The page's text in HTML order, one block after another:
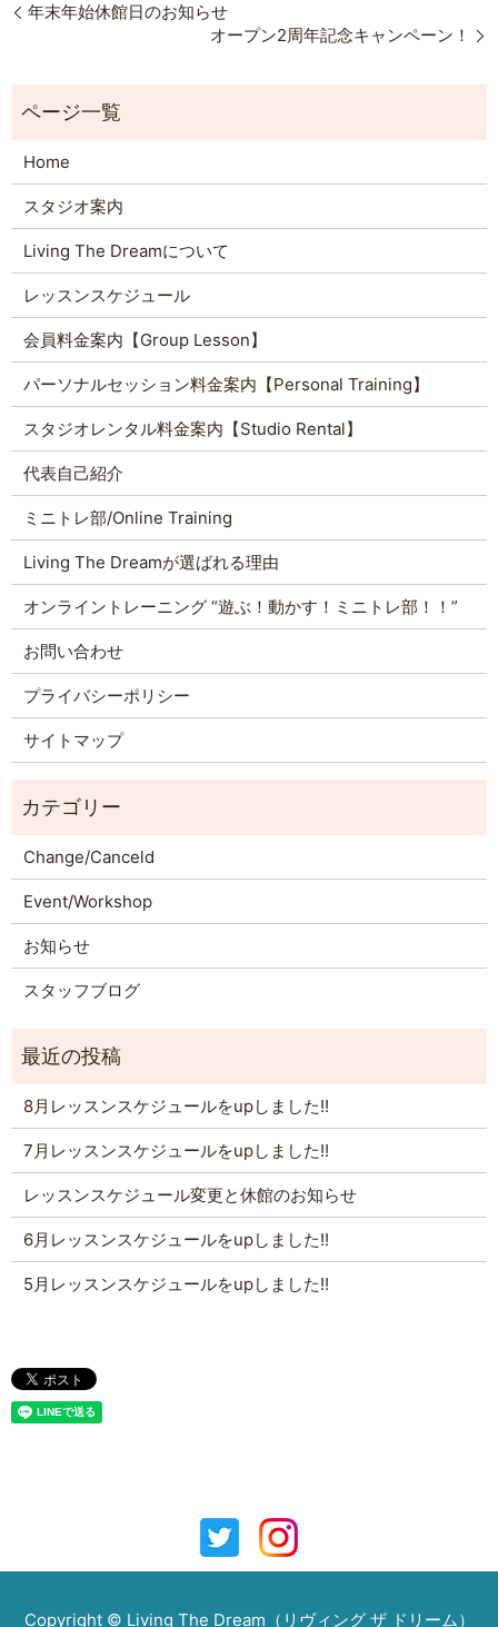
年末年始休館日のお知らせ
オープン2周年記念キャンペーン！
Home
スタジオ案内
Living The Dreamについて
レッスンスケジュール
会員料金案内【Group Lesson】
パーソナルセッション料金案内【Personal Training】
スタジオレンタル料金案内【Studio Rental】
代表自己紹介
ミニトレ部/Online Training
Living The Dreamが選ばれる理由
オンライントレーニング “遊ぶ！動かす！ミニトレ部！！”
お問い合わせ
プライバシーポリシー
サイトマップ
Change/Canceld
Event/Workshop
お知らせ
スタッフブログ
8月レッスンスケジュールをupしました!!
7月レッスンスケジュールをupしました!!
レッスンスケジュール変更と休館のお知らせ
6月レッスンスケジュールをupしました!!
5月レッスンスケジュールをupしました!!
Copyright © Living The Dream（リヴィング ザ ドリーム）